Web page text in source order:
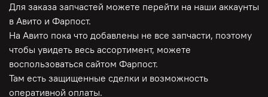
Для заказа запчастей можете перейти на наши аккаунты
в Авито и Фарпост.
На Авито пока что добавлены не все запчасти, поэтому
чтобы увидеть весь ассортимент, можете
воспользоваться сайтом Фарпост.
Там есть защищенные сделки и возможность
оперативной оплаты.